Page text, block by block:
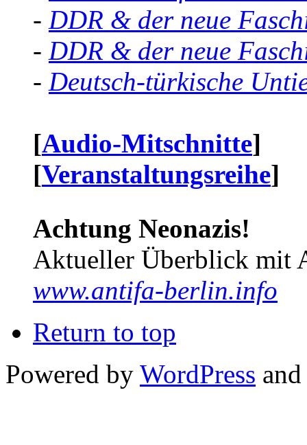
- DDR & der neue
- DDR & der neue
- Deutsch-türkische
[Audio-Mitschnitte]
[Veranstaltungsreihe]
Achtung Neonazis!
Aktueller Überblick mit
www.antifa-berlin.info
Return to top
Powered by WordPress